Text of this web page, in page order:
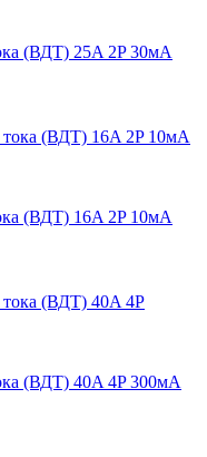
(ВДТ) 25A 2P 30мА
(ВДТ) 16A 2P 10мА
(ВДТ) 40A 4P 300мА